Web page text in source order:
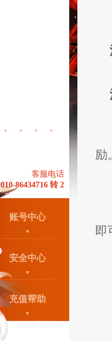
客服电话
010-86434716 转 2
账号中心
安全中心
充值帮助
励
即